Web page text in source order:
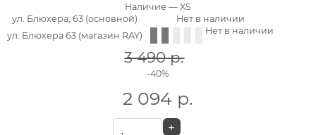
Наличие — XS
ул. Блюхера, 63 (основной)
Нет в наличии
ул. Блюхера 63 (магазин RAY)
Нет в наличии
3 490 р.
-40%
2 094 р.
+